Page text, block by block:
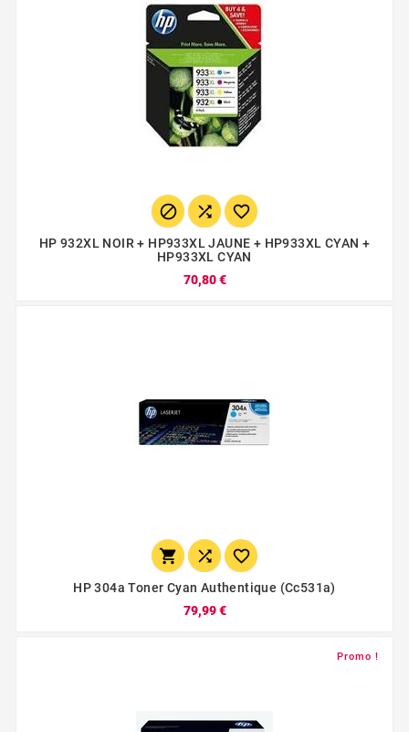
  
HP 932XL NOIR + HP933XL JAUNE + HP933XL CYAN +
HP933XL CYAN
70,80 €
  
HP 304a Toner Cyan Authentique (cc531a)
79,99 €
Promo !